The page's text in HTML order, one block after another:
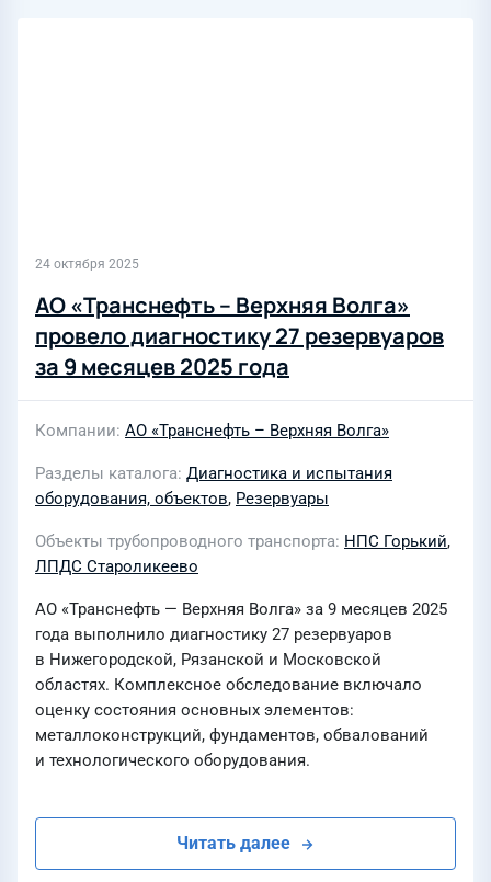
24 октября 2025
АО «Транснефть – Верхняя Волга»
провело диагностику 27 резервуаров
за 9 месяцев 2025 года
Компании АО «Транснефть – Верхняя Волга»
Разделы каталога Диагностика и испытания
оборудования, объектов, Резервуары
Объекты трубопроводного транспорта НПС Горький,
ЛПДС Староликеево
АО «Транснефть — Верхняя Волга» за 9 месяцев 2025
года выполнило диагностику 27 резервуаров
в Нижегородской, Рязанской и Московской
областях. Комплексное обследование включало
оценку состояния основных элементов:
металлоконструкций, фундаментов, обвалований
и технологического оборудования.
Читать далее